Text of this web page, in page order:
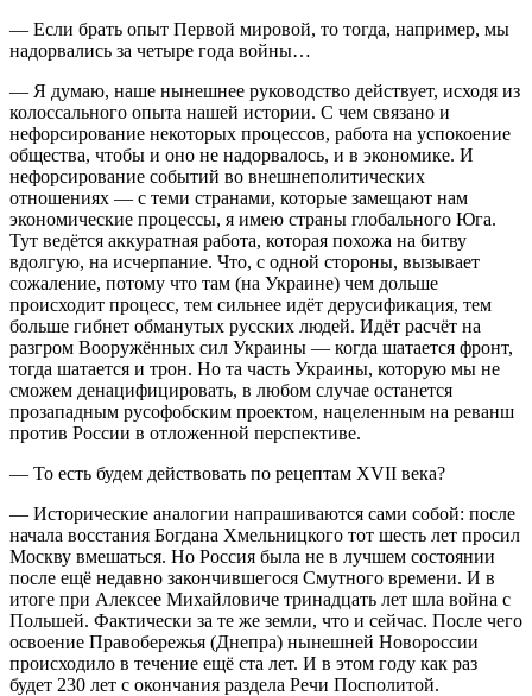
— Если брать опыт Первой мировой, то тогда, например, мы
надорвались за четыре года войны…
— Я думаю, наше нынешнее руководство действует, исходя из
колоссального опыта нашей истории. С чем связано и
нефорсирование некоторых процессов, работа на успокоение
общества, чтобы и оно не надорвалось, и в экономике. И
нефорсирование событий во внешнеполитических
отношениях — с теми странами, которые замещают нам
экономические процессы, я имею страны глобального Юга.
Тут ведётся аккуратная работа, которая похожа на битву
вдолгую, на исчерпание. Что, с одной стороны, вызывает
сожаление, потому что там (на Украине) чем дольше
происходит процесс, тем сильнее идёт дерусификация, тем
больше гибнет обманутых русских людей. Идёт расчёт на
разгром Вооружённых сил Украины — когда шатается фронт,
тогда шатается и трон. Но та часть Украины, которую мы не
сможем денацифицировать, в любом случае останется
прозападным русофобским проектом, нацеленным на реванш
против России в отложенной перспективе.
— То есть будем действовать по рецептам XVII века?
— Исторические аналогии напрашиваются сами собой: после
начала восстания Богдана Хмельницкого тот шесть лет просил
Москву вмешаться. Но Россия была не в лучшем состоянии
после ещё недавно закончившегося Смутного времени. И в
итоге при Алексее Михайловиче тринадцать лет шла война с
Польшей. Фактически за те же земли, что и сейчас. После чего
освоение Правобережья (Днепра) нынешней Новороссии
происходило в течение ещё ста лет. И в этом году как раз
будет 230 лет с окончания раздела Речи Посполитой.